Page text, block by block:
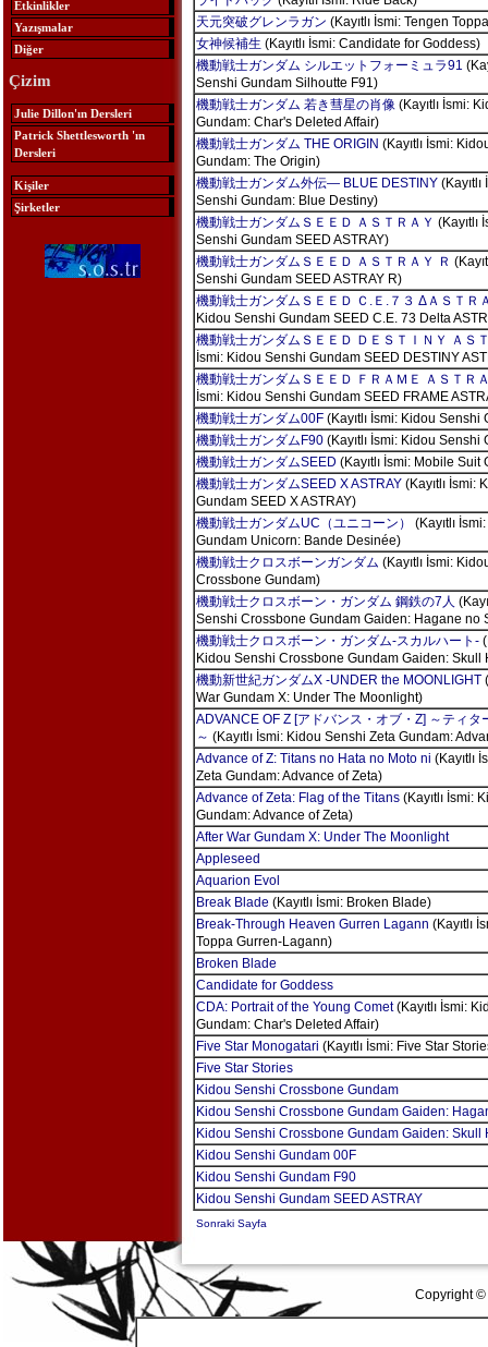
Etkinlikler
Yazışmalar
Diğer
Çizim
Julie Dillon'ın Dersleri
Patrick Shettlesworth 'ın
Dersleri
Kişiler
Şirketler
天元突破グレンラガン (Kayıtlı İsmi: Tengen
女神候補生 (Kayıtlı İsmi: Candidate for Goddess)
機動戦士ガンダム シルエットフォーミュラ91
Senshi Gundam Silhoutte F91)
機動戦士ガンダム 若き彗星の肖像(Kayıtlı İsmi:
Gundam: Char's Deleted Affair)
機動戦士ガンダム THE ORIGIN (Kayıtlı İsmi:
Gundam: The Origin)
機動戦士ガンダム外伝― BLUE DESTINY(Kayıtlı
Senshi Gundam: Blue Destiny)
機動戦士ガンダムＳＥＥＤ ＡＳＴＲＡＹ (Kayıtlı
Senshi Gundam SEED ASTRAY)
機動戦士ガンダムＳＥＥＤ ＡＳＴＲＡＹ Ｒ
Senshi Gundam SEED ASTRAY R)
機動戦士ガンダムＳＥＥＤ Ｃ.Ｅ.７３ ΔＡＳＴＲ
Kidou Senshi Gundam SEED C.E. 73 Delta
機動戦士ガンダムＳＥＥＤ ＤＥＳＴＩＮＹ ＡＳ
İsmi: Kidou Senshi Gundam SEED DESTINY
機動戦士ガンダムＳＥＥＤ ＦＲＡＭＥ ＡＳＴＲ
İsmi: Kidou Senshi Gundam SEED FRAME
機動戦士ガンダム00F(Kayıtlı İsmi: Kidou Senshi
機動戦士ガンダムF90(Kayıtlı İsmi: Kidou Senshi
機動戦士ガンダムSEED (Kayıtlı İsmi: Mobile Suit
機動戦士ガンダムSEED X ASTRAY(Kayıtlı İsmi:
Gundam SEED X ASTRAY)
機動戦士ガンダムUC（ユニコーン）
(Kayıtlı
Gundam Unicorn: Bande Desinée)
機動戦士クロスボーンガンダム (Kayıtlı İsmi:
Crossbone Gundam)
機動戦士クロスボーン・ガンダム 鋼鉄の7人
Senshi Crossbone Gundam Gaiden: Hagane no
機動戦士クロスボーン・ガンダム-スカルハート-
Kidou Senshi Crossbone Gundam Gaiden: Skull
機動新世紀ガンダムX -UNDER the MOONLIGHT
War Gundam X: Under The Moonlight)
ADVANCE OF Z [アドバンス・オブ・Z] ～ティタ
～ (Kayıtlı İsmi: Kidou Senshi Zeta Gundam:
Advance of Z: Titans no Hata no Moto ni (Kayıtlı
Zeta Gundam: Advance of Zeta)
Advance of Zeta: Flag of the Titans(Kayıtlı İsmi:
Gundam: Advance of Zeta)
After War Gundam X: Under The Moonlight
Appleseed
Aquarion Evol
Break Blade (Kayıtlı İsmi: Broken Blade)
Break-Through Heaven Gurren Lagann (Kayıtlı
Toppa Gurren-Lagann)
Broken Blade
Candidate for Goddess
CDA: Portrait of the Young Comet(Kayıtlı İsmi:
Gundam: Char's Deleted Affair)
Five Star Monogatari (Kayıtlı İsmi: Five Star
Five Star Stories
Kidou Senshi Crossbone Gundam
Kidou Senshi Crossbone Gundam Gaiden:
Kidou Senshi Crossbone Gundam Gaiden: Skull
Kidou Senshi Gundam 00F
Kidou Senshi Gundam F90
Kidou Senshi Gundam SEED ASTRAY
Sonraki Sayfa
Copyright ©